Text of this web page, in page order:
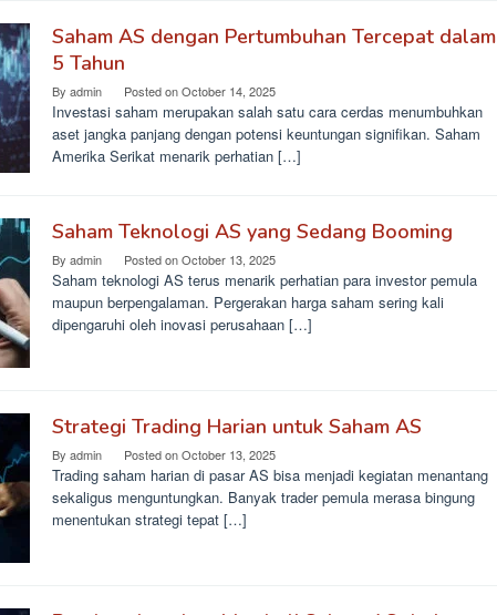
Saham AS dengan Pertumbuhan Tercepat dalam
5 Tahun
By admin Posted onOctober 14, 2025
Investasi saham merupakan salah satu cara cerdas menumbuhkan
aset jangka panjang dengan potensi keuntungan signifikan. Saham
Amerika Serikat menarik perhatian […]
Saham Teknologi AS yang Sedang Booming
By admin Posted onOctober 13, 2025
Saham teknologi AS terus menarik perhatian para investor pemula
maupun berpengalaman. Pergerakan harga saham sering kali
dipengaruhi oleh inovasi perusahaan […]
Strategi Trading Harian untuk Saham AS
By admin Posted onOctober 13, 2025
Trading saham harian di pasar AS bisa menjadi kegiatan menantang
sekaligus menguntungkan. Banyak trader pemula merasa bingung
menentukan strategi tepat […]